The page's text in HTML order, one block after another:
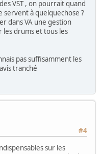
VST , on pourrait quand
servent à quelquechose ?
dans VA une gestion
les drums et tous les
pas suffisamment les
tranché
#4
sur les